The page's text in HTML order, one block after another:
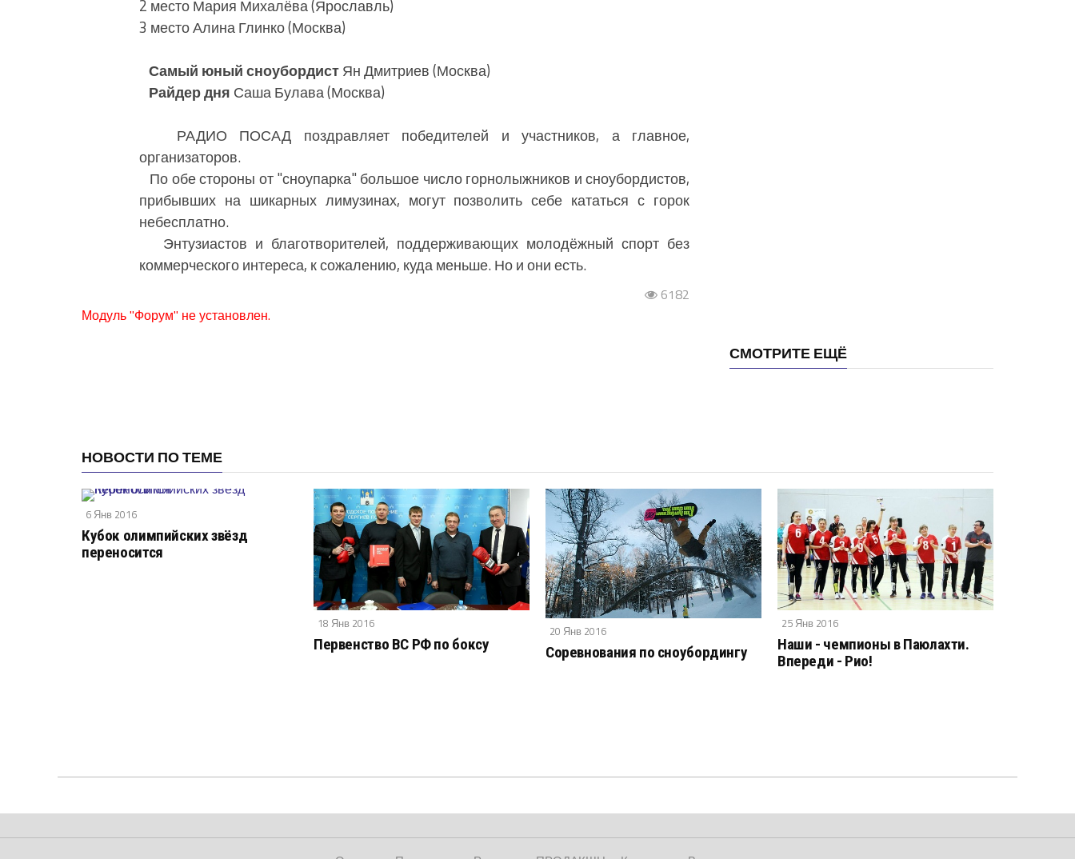
2 место Мария Михалёва (Ярославль)
3 место Алина Глинко (Москва)
Самый юный сноубордистЯн Дмитриев (Москва)
Райдер дня Саша Булава (Москва)
РАДИО ПОСАД поздравляет победителей и участников, а главное,
организаторов.
По обе стороны от "сноупарка" большое число горнолыжников и сноубордистов,
прибывших на шикарных лимузинах, могут позволить себе кататься с горок
небесплатно.
Энтузиастов и благотворителей, поддерживающих молодёжный спорт без
коммерческого интереса, к сожалению, куда меньше. Но и они есть.
6182
Модуль "Форум" не установлен.
СМОТРИТЕ ЕЩЁ
НОВОСТИ ПО ТЕМЕ
6 Янв 2016
Кубок олимпийских звёзд
переносится
18 Янв 2016
Первенство ВС РФ по боксу
20 Янв 2016
Соревнования по сноубордингу
25 Янв 2016
Наши - чемпионы в Паюлахти.
Впереди - Рио!